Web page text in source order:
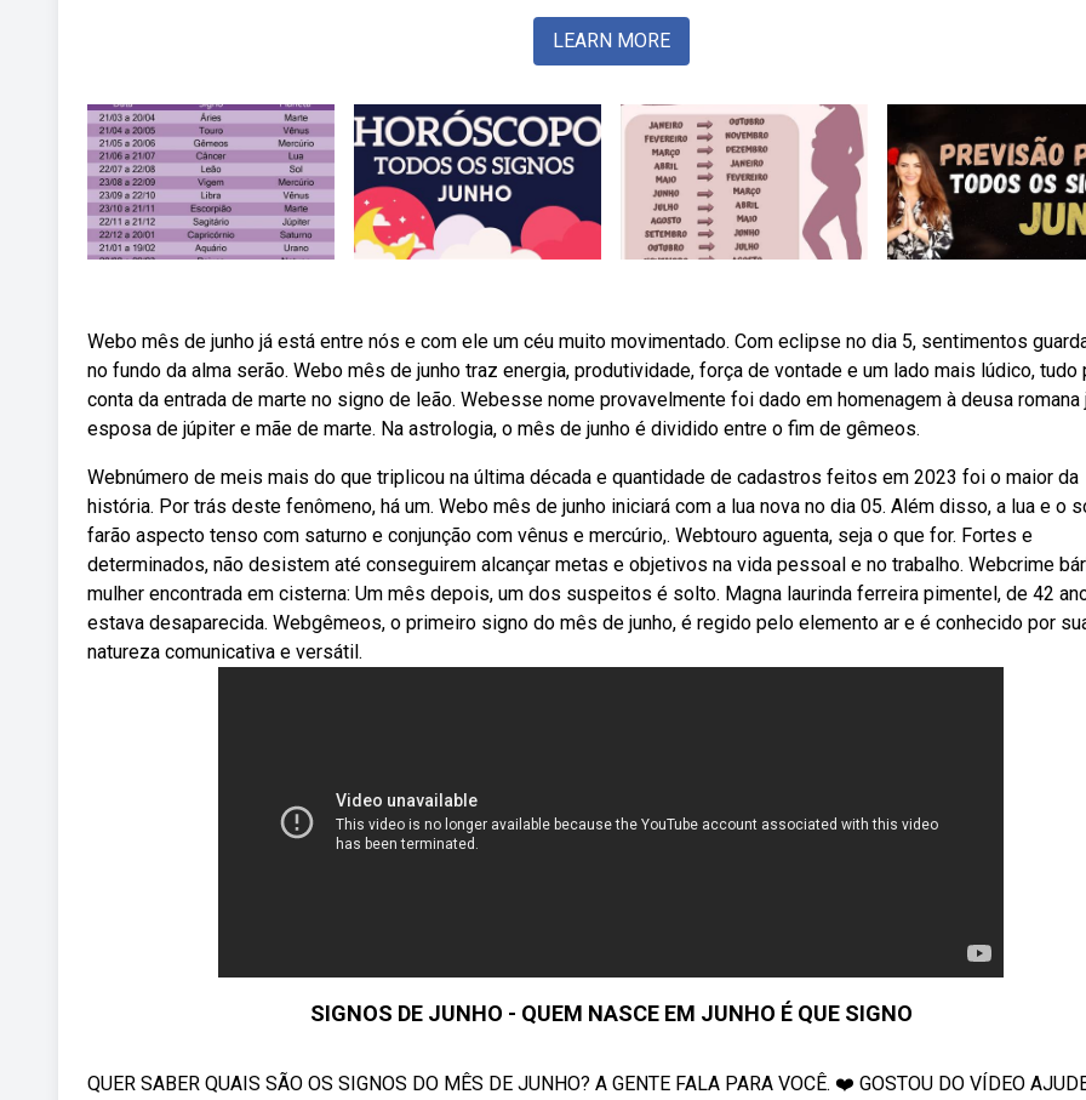
LEARN MORE
Webo mês de junho já está entre nós e com ele um céu muito movimentado. Com eclipse no dia 5, sentimentos
no fundo da alma serão. Webo mês de junho traz energia, produtividade, força de vontade e um lado mais lúdico, tudo
conta da entrada de marte no signo de leão. Webesse nome provavelmente foi dado em homenagem à deusa romana
esposa de júpiter e mãe de marte. Na astrologia, o mês de junho é dividido entre o fim de gêmeos.
Webnúmero de meis mais do que triplicou na última década e quantidade de cadastros feitos em 2023 foi o maior da
história. Por trás deste fenômeno, há um. Webo mês de junho iniciará com a lua nova no dia 05. Além disso, a lua e o
farão aspecto tenso com saturno e conjunção com vênus e mercúrio,. Webtouro aguenta, seja o que for. Fortes e
determinados, não desistem até conseguirem alcançar metas e objetivos na vida pessoal e no trabalho. Webcrime
mulher encontrada em cisterna: Um mês depois, um dos suspeitos é solto. Magna laurinda ferreira pimentel, de 42
estava desaparecida. Webgêmeos, o primeiro signo do mês de junho, é regido pelo elemento ar e é conhecido por
natureza comunicativa e versátil.
SIGNOS DE JUNHO - QUEM NASCE EM JUNHO É QUE SIGNO
QUER SABER QUAIS SÃO OS SIGNOS DO MÊS DE JUNHO? A GENTE FALA PARA VOCÊ. ❤️ GOSTOU DO VÍDEO